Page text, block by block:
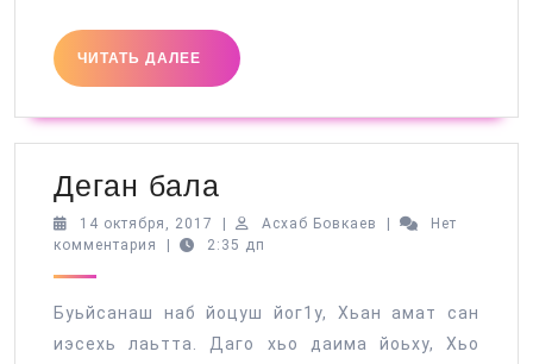
ЧИТАТЬ ДАЛЕЕ
ЧИТАТЬ
ДАЛЕЕ
Деган бала
бала
14 октября, 2017 14
октября,
Асхаб Бовкаев Асхаб
Нет
комментария
2:35 дп
Буьйсанаш наб йоцуш йог1у, Хьан амат сан
иэсехь лаьтта. Даго хьо даима йоьху, Хьо